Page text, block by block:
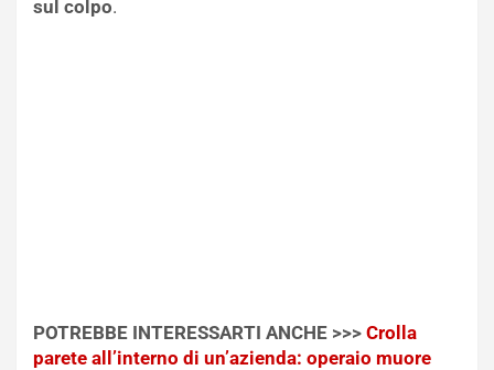
sul colpo.
POTREBBE INTERESSARTI ANCHE >>> Crolla
parete all’interno di un’azienda: operaio muore